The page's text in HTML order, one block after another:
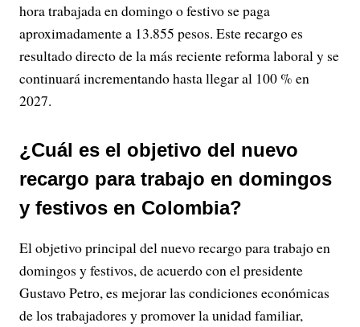
hora trabajada en domingo o festivo se paga
aproximadamente a 13.855 pesos. Este recargo es
resultado directo de la más reciente reforma laboral y se
continuará incrementando hasta llegar al 100 % en
2027.
¿Cuál es el objetivo del nuevo
recargo para trabajo en domingos
y festivos en Colombia?
El objetivo principal del nuevo recargo para trabajo en
domingos y festivos, de acuerdo con el presidente
Gustavo Petro, es mejorar las condiciones económicas
de los trabajadores y promover la unidad familiar,